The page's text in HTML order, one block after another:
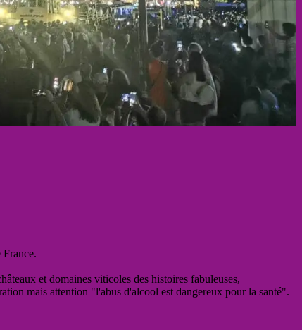
et domaines viticoles des histoires fabuleuses,
mais attention "l'abus d'alcool est dangereux pour la santé".